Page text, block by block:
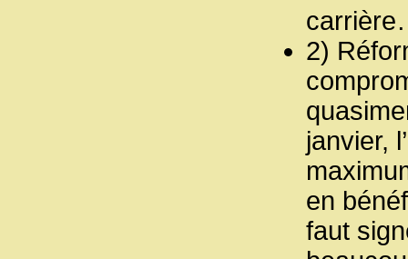
2)
janvier,
en
faut